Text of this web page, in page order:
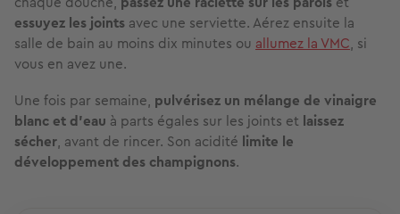
essuyez les joints avec une serviette. Aérez ensuite la
salle de bain au moins dix minutes ou allumez la VMC, si
vous en avez une.
Une fois par semaine, pulvérisez un mélange de vinaigre
blanc et d'eau à parts égales sur les joints et laissez
sécher, avant de rincer. Son acidité limite le
développement des champignons.